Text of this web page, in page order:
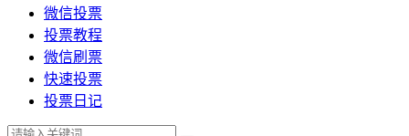
微信投票
投票教程
微信刷票
快速投票
投票日记